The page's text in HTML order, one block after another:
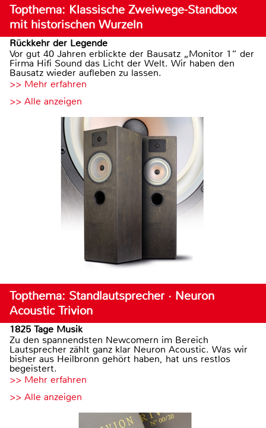
Topthema: Klassische Zweiwege-Standbox
mit historischen Wurzeln
Rückkehr der Legende
Vor gut 40 Jahren erblickte der Bausatz „Monitor 1“ der
Firma Hifi Sound das Licht der Welt. Wir haben den
Bausatz wieder aufleben zu lassen.
>> Mehr erfahren
>> Alle anzeigen
Topthema: Standlautsprecher · Neuron
Acoustic Trivion
1825 Tage Musik
Zu den spannendsten Newcomern im Bereich
Lautsprecher zählt ganz klar Neuron Acoustic. Was wir
bisher aus Heilbronn gehört haben, hat uns restlos
begeistert.
>> Mehr erfahren
>> Alle anzeigen